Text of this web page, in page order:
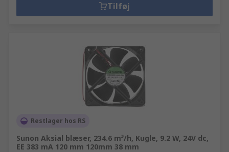
Tilføj
Restlager hos RS
Sunon Aksial blæser, 234.6 m³/h, Kugle, 9.2 W, 24V dc,
EE 383 mA 120 mm 120mm 38 mm